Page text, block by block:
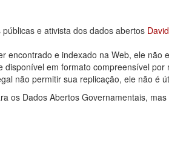
e ativista dos dados abertos
encontrado e indexado na Web, ele não
disponível em formato compreensível
não permitir sua replicação, ele não é
os Dados Abertos Governamentais,